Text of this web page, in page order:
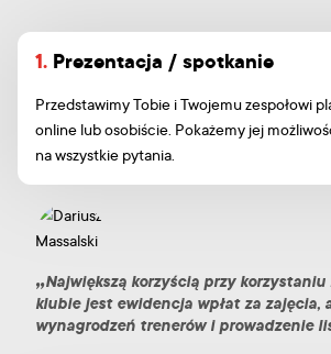
1. Prezentacja / spotkanie
Przedstawimy Tobie i Twojemu zespołowi
online lub osobiście. Pokażemy jej
na wszystkie pytania.
Największą korzyścią przy korzystaniu
klubie jest ewidencja wpłat za zajęcia,
wynagrodzeń trenerów i prowadzenie